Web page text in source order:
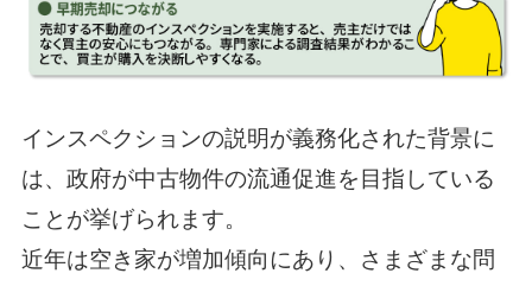
インスペクションの説明が義務化された背景に
は、政府が中古物件の流通促進を目指している
ことが挙げられます。
近年は空き家が増加傾向にあり、さまざまな問